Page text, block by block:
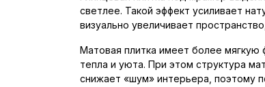
светлее. Такой эффект усиливает
визуально увеличивает
Матовая плитка имеет более
тепла и уюта. При этом структура
снижает «шум» интерьера, поэтому